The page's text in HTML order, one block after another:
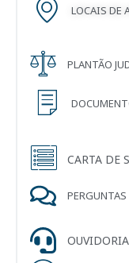
LOCAIS DE
PLANTÃO
CARTA DE
PERGUNTAS